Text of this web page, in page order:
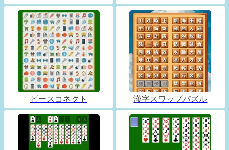
ピースコネクト 漢字スワップパズル